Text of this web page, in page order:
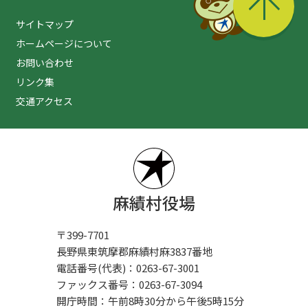
サイトマップ
ホームページについて
お問い合わせ
リンク集
交通アクセス
麻績村役場
〒399-7701
長野県東筑摩郡麻績村麻3837番地
電話番号(代表)：0263-67-3001
ファックス番号：0263-67-3094
開庁時間：午前8時30分から午後5時15分